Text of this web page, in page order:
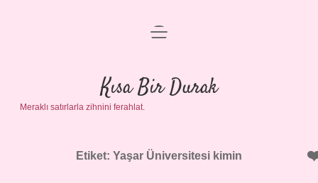
Anasayfa
Gizlilik Politikası
Yasal Uyarı
menüyü
Kısa Bir Durak
Meraklı satırlarla zihnini ferahlat.
Etiket: Yaşar Üniversitesi kimin